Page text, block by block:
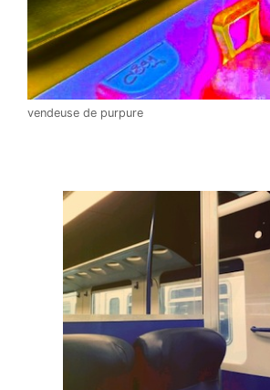
vendeuse de purpure